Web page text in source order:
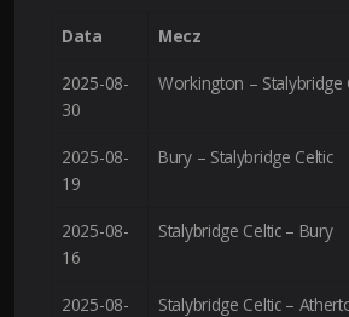
Data Mecz
2025-08-
30
Workington – Stalybridge
2025-08-
19
Bury – Stalybridge Celtic
2025-08-
16
Stalybridge Celtic – Bury
2025-08-
Stalybridge Celtic –